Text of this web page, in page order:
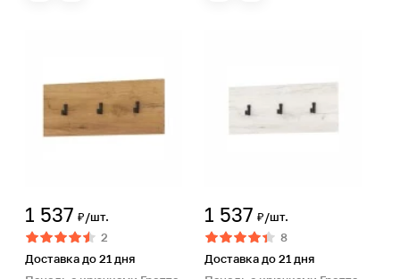
1 537 ₽/шт.
2
Доставка до 21 дня
1 537 ₽/шт.
8
Доставка до 21 дня